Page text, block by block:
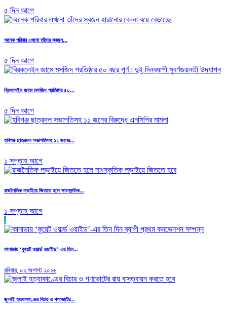
৫ দিন আগে
অনেক পরিবার এখনো তাঁদের স্বজন...
৫ দিন আগে
ব্রিকলেইন জামে মসজিদ প্রতিষ্ঠার ৫০...
৫ দিন আগে
হবিগঞ্জ ছাত্রদল সভাপতিসহ ১১ জনের...
১ সপ্তাহ আগে
রাজনৈতিক লড়াইয়ে জিততে হলে সাংস্কৃতিক...
১ সপ্তাহ আগে
.
কানাডায় ‘কুয়েট ওয়ার্ল্ড ওয়াইড’-এর তিন...
রবিবার, ০২ অগাস্ট ২০২৬
জুলাই হত্যাকাণ্ডের বিচার ও গণভোটের...